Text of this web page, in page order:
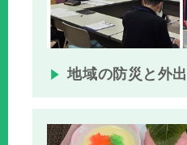
地域の防災と外